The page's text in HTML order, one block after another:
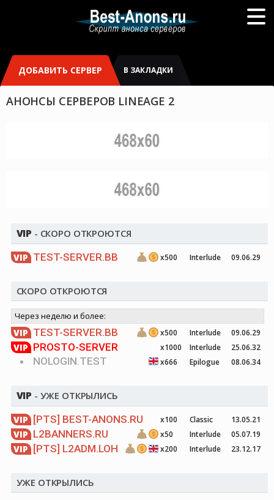
АНОНСЫ СЕРВЕРОВ LINEAGE 2
ДОБАВИТЬ СЕРВЕР В ЗАКЛАДКИ
VIP - СКОРО ОТКРОЮТСЯ
VIP TEST-SERVER.BB x500 Interlude 09.06.29
СКОРО ОТКРОЮТСЯ
Через неделю и более:
VIP TEST-SERVER.BB x500 Interlude 09.06.29
VIP PROSTO-SERVER x1000 Interlude 25.06.32
NOLOGIN.TEST x666 Epilogue 08.06.34
VIP - УЖЕ ОТКРЫЛИСЬ
VIP [PTS] BEST-ANONS.RU x100 Classic 13.05.21
VIP L2BANNERS.RU x50 Interlude 05.07.19
VIP [PTS] L2ADM.LOH x200 Interlude 23.12.17
УЖЕ ОТКРЫЛИСЬ